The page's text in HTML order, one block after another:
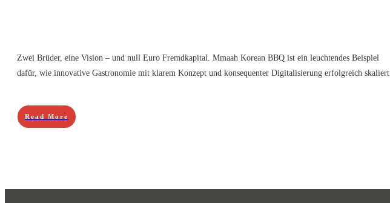
Zwei Brüder, eine Vision – und null Euro Fremdkapital. Mmaah Korean BBQ ist ein leuchtendes Beispiel
dafür, wie innovative Gastronomie mit klarem Konzept und konsequenter Digitalisierung erfolgreich skaliert
Read More